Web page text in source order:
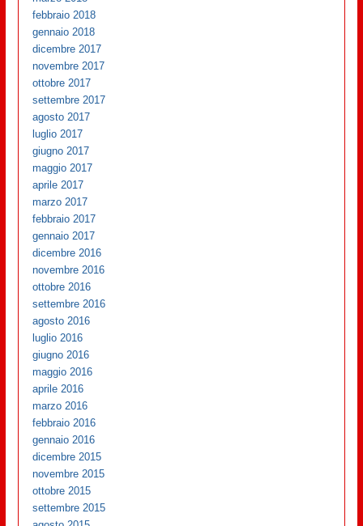
febbraio 2018
gennaio 2018
dicembre 2017
novembre 2017
ottobre 2017
settembre 2017
agosto 2017
luglio 2017
giugno 2017
maggio 2017
aprile 2017
marzo 2017
febbraio 2017
gennaio 2017
dicembre 2016
novembre 2016
ottobre 2016
settembre 2016
agosto 2016
luglio 2016
giugno 2016
maggio 2016
aprile 2016
marzo 2016
febbraio 2016
gennaio 2016
dicembre 2015
novembre 2015
ottobre 2015
settembre 2015